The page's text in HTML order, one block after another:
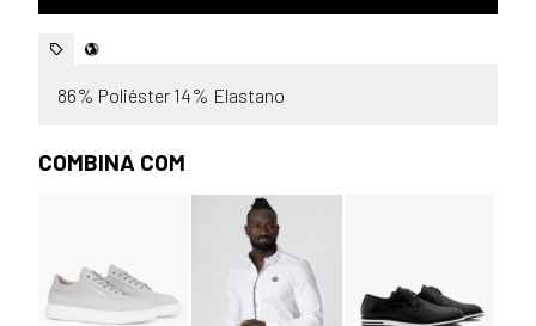
86% Poliéster 14% Elastano
COMBINA COM